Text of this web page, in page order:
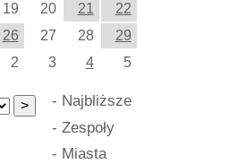
19 20 21
22
26 27 28
29
2 3 4 5
- Najbliższe
- Zespoły
- Miasta